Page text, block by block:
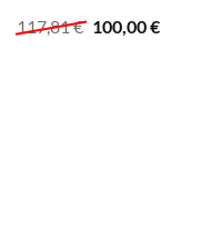
117,81€ Ursprünglicher
100,00€Aktueller